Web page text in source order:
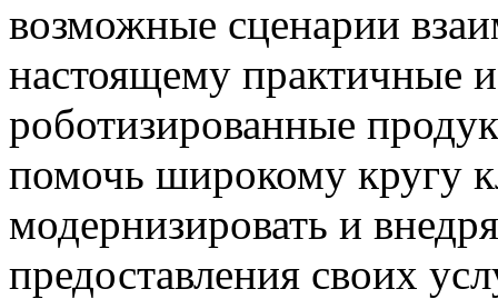
возможные сценарии
настоящему практичные
роботизированные
помочь широкому кругу
модернизировать и
предоставления своих